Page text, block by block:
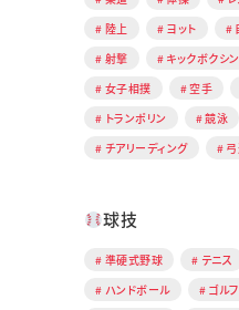
陸上
ヨット
射撃
キックボクシ
女子相撲
空手
トランポリン
競泳
チアリーディング
球技
準硬式野球 テニス
ハンドボール
ゴルフ